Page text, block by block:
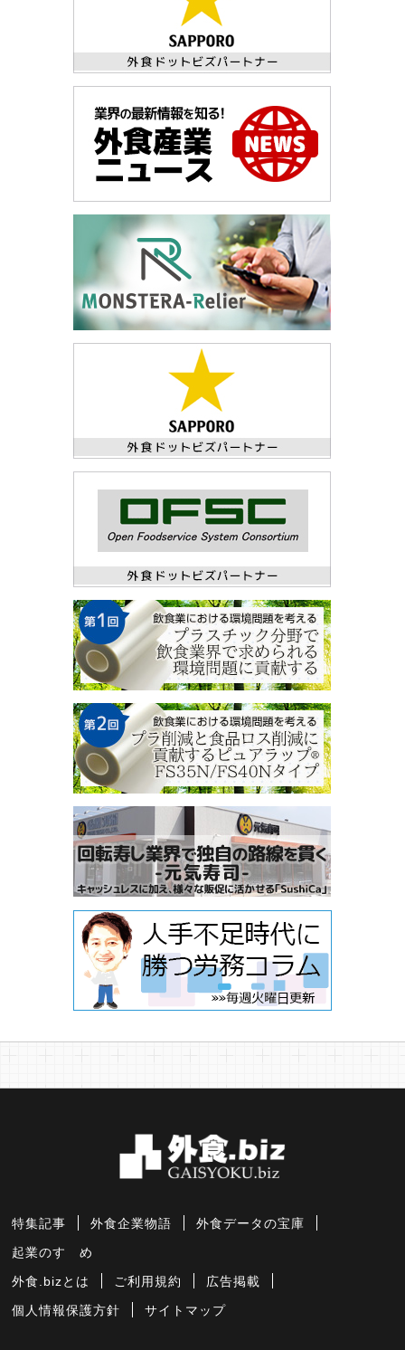
特集記事 外食企業物語 外食データの宝庫
起業のすゝめ
外食.bizとは ご利用規約 広告掲載
個人情報保護方針 サイトマップ